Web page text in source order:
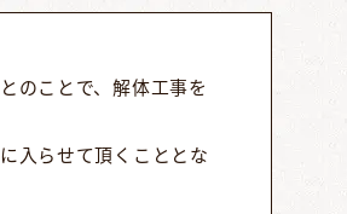
のことで、解体工事を
入らせて頂くこととな